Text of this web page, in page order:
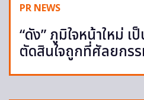
PR NEWS
“ดัง” ภูมิใจหน้าใหม่
ตัดสินใจถูกที่ศัลยกร